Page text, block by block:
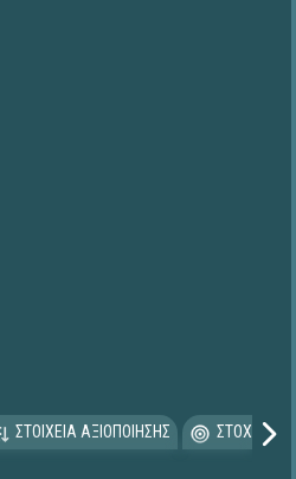
ΣΤΟΙΧΕΙΑ ΑΞΙΟΠΟΙΗΣΗΣ